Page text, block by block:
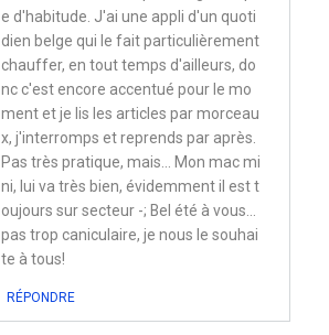
e d'habitude. J'ai une appli d'un quoti
dien belge qui le fait particulièrement
chauffer, en tout temps d'ailleurs, do
nc c'est encore accentué pour le mo
ment et je lis les articles par morceau
x, j'interromps et reprends par après.
Pas très pratique, mais... Mon mac mi
ni, lui va très bien, évidemment il est t
oujours sur secteur -; Bel été à vous...
pas trop caniculaire, je nous le souhai
te à tous!
RÉPONDRE